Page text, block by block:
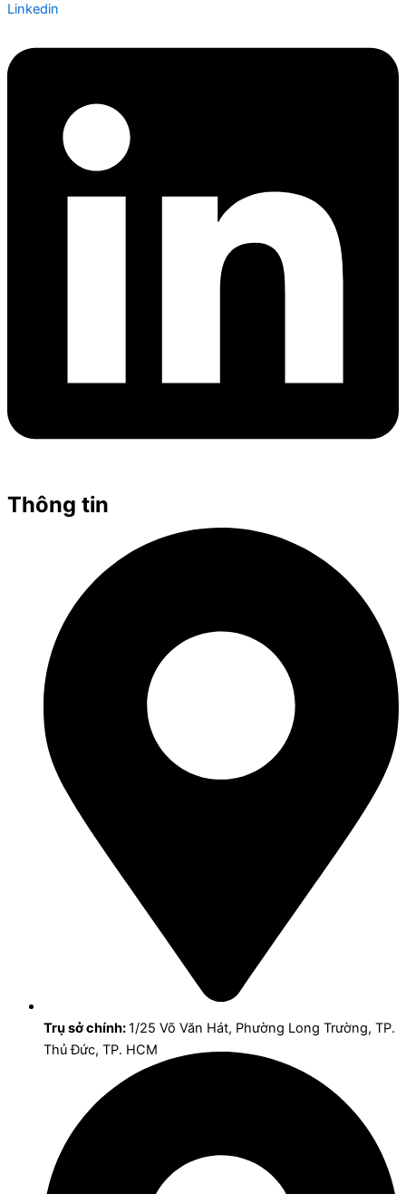
Linkedin
Thông tin
Trụ sở chính:1/25 Võ Văn Hát, Phường Long Trường, TP.
Thủ Đức, TP. HCM